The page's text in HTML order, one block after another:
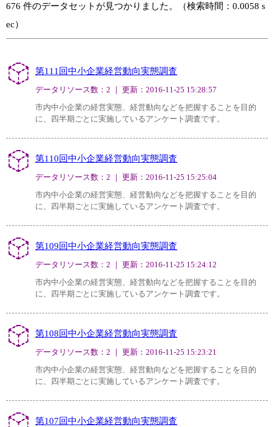
676 件のデータセットが見つかりました。（検索時間：0.0058 s
ec）
第111回中小企業経営動向実態調査
データリソース数：2 ｜ 更新：2016-11-25 15:28:57
市内中小企業の経営実態、経営動向などを把握することを目的
に、四半期ごとに実施しているアンケート調査です。
第110回中小企業経営動向実態調査
データリソース数：2 ｜ 更新：2016-11-25 15:25:04
市内中小企業の経営実態、経営動向などを把握することを目的
に、四半期ごとに実施しているアンケート調査です。
第109回中小企業経営動向実態調査
データリソース数：2 ｜ 更新：2016-11-25 15:24:12
市内中小企業の経営実態、経営動向などを把握することを目的
に、四半期ごとに実施しているアンケート調査です。
第108回中小企業経営動向実態調査
データリソース数：2 ｜ 更新：2016-11-25 15:23:21
市内中小企業の経営実態、経営動向などを把握することを目的
に、四半期ごとに実施しているアンケート調査です。
第107回中小企業経営動向実態調査